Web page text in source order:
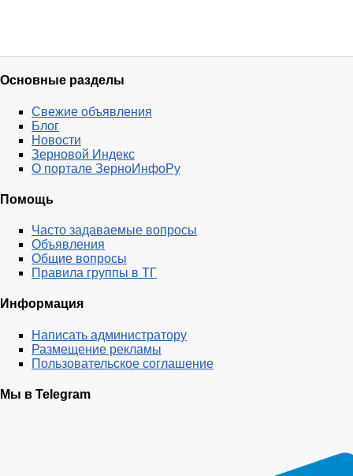
Основные разделы
Свежие объявления
Блог
Новости
Зерновой Индекс
О портале ЗерноИнфоРу
Помощь
Часто задаваемые вопросы
Объявления
Общие вопросы
Правила группы в ТГ
Информация
Написать администратору
Размещение рекламы
Пользовательское соглашение
Мы в Telegram